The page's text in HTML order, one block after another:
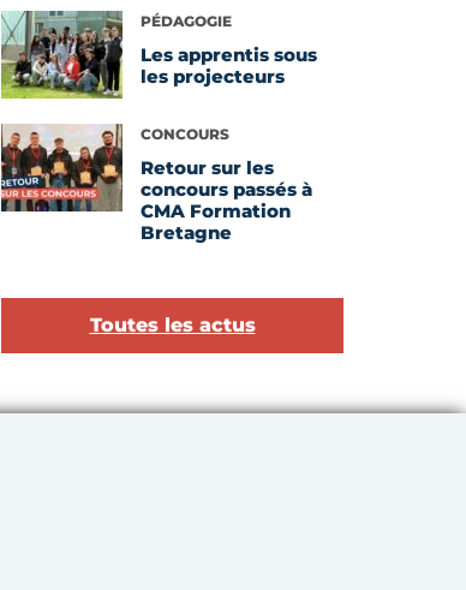
PÉDAGOGIE
Les apprentis sous
les projecteurs
Voir l'article
CONCOURS
Retour sur les
concours passés à
CMA Formation
Bretagne
Voir l'article
Toutes les actus